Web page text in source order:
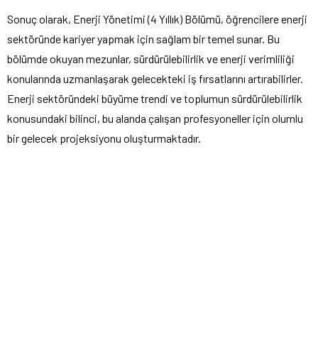
Sonuç olarak, Enerji Yönetimi (4 Yıllık) Bölümü, öğrencilere enerji
sektöründe kariyer yapmak için sağlam bir temel sunar. Bu
bölümde okuyan mezunlar, sürdürülebilirlik ve enerji verimliliği
konularında uzmanlaşarak gelecekteki iş fırsatlarını artırabilirler.
Enerji sektöründeki büyüme trendi ve toplumun sürdürülebilirlik
konusundaki bilinci, bu alanda çalışan profesyoneller için olumlu
bir gelecek projeksiyonu oluşturmaktadır.